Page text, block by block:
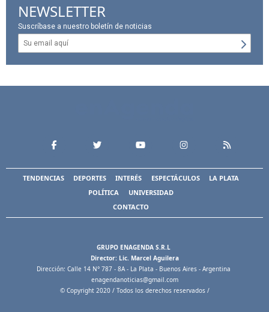
NEWSLETTER
Suscríbase a nuestro boletín de noticias
TENDENCIAS DEPORTES INTERÉS ESPECTÁCULOS
LA PLATA
POLÍTICA
UNIVERSIDAD
CONTACTO
GRUPO ENAGENDA S.R.L
Director: Lic. Marcel Aguilera
Dirección: Calle 14 N° 787 - 8A - La Plata - Buenos Aires - Argentina
enagendanoticias@gmail.com
© Copyright 2020 / Todos los derechos reservados /